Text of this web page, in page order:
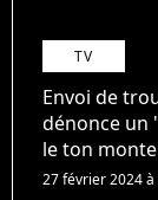
TV
Envoi de
dénonce un
le ton
27 février 2024 à